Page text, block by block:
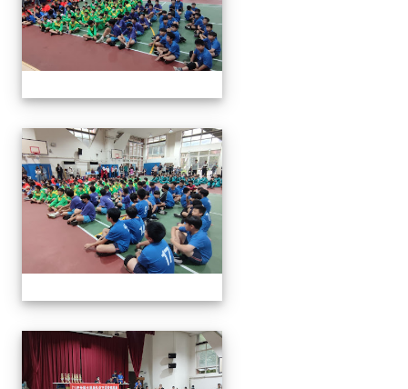
113年全國北區師生盃巧固
113年全國北區師生盃巧固